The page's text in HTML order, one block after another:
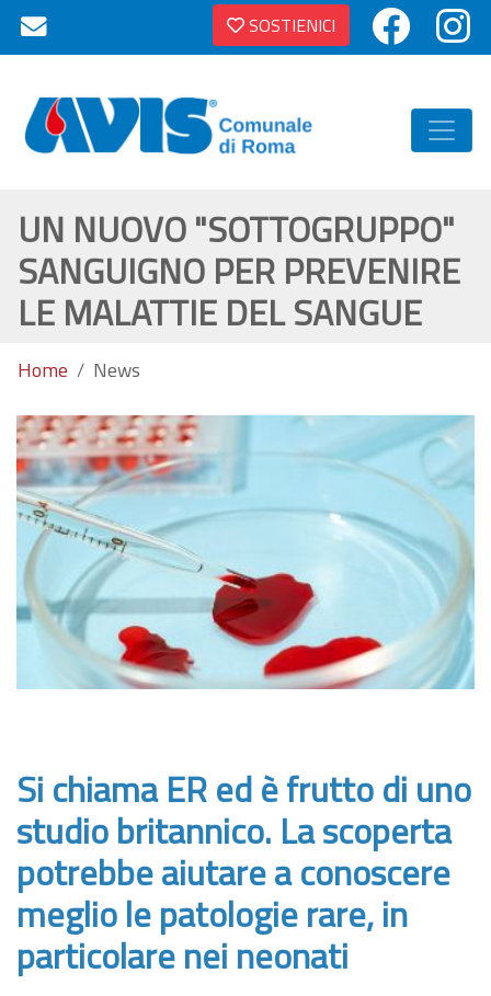
SOSTIENICI
UN NUOVO "SOTTOGRUPPO"
SANGUIGNO PER PREVENIRE
LE MALATTIE DEL SANGUE
Home News
Si chiama ER ed è frutto di uno
studio britannico. La scoperta
potrebbe aiutare a conoscere
meglio le patologie rare, in
particolare nei neonati